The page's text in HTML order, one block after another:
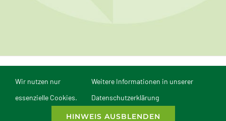
© Conrad-Weiser-Schule Aspach | Webmaster: Dominik
Reichert | Webdesign und Realisierung in Mannheim durch
Wir nutzen nur
essenzielle Cookies.
Weitere Informationen in unserer
Datenschutzerklärung
HINWEIS AUSBLENDEN